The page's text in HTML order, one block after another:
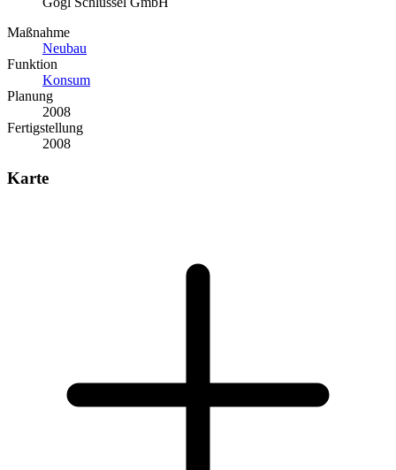
Maßnahme
Neubau
Funktion
Konsum
Planung
2008
Fertigstellung
2008
Karte